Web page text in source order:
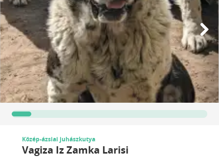
Közép-ázsiai juhászkutya
Vagiza Iz Zamka Larisi